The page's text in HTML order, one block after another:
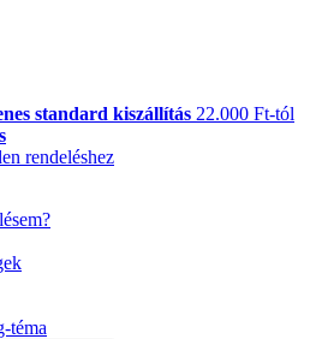
standard kiszállítás 22.000 Ft-tól
rendeléshez
téma